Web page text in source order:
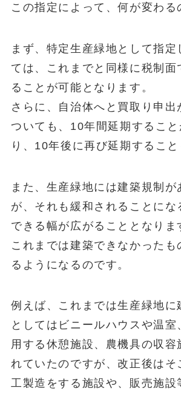
この指定によって、何が変わる
まず、特定生産緑地として指定
ては、これまでと同様に税制面
ることが可能となります。
さらに、自治体へと買取り申出
ついても、10年間延期すること
り、10年後に再び延期すること
また、生産緑地には建築規制が
が、それも緩和されることにな
できる幅が広がることとなりま
これまでは建築できなかったも
るようになるのです。
例えば、これまでは生産緑地に
としてはビニールハウスや温室
用する休憩施設、農機具の収容
れていたのですが、改正後はそ
工製造をする施設や、販売施設